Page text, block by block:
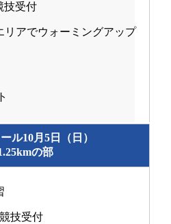
技受付
リアでウォーミングアップ
ル10月5日（日）
の部
技受付